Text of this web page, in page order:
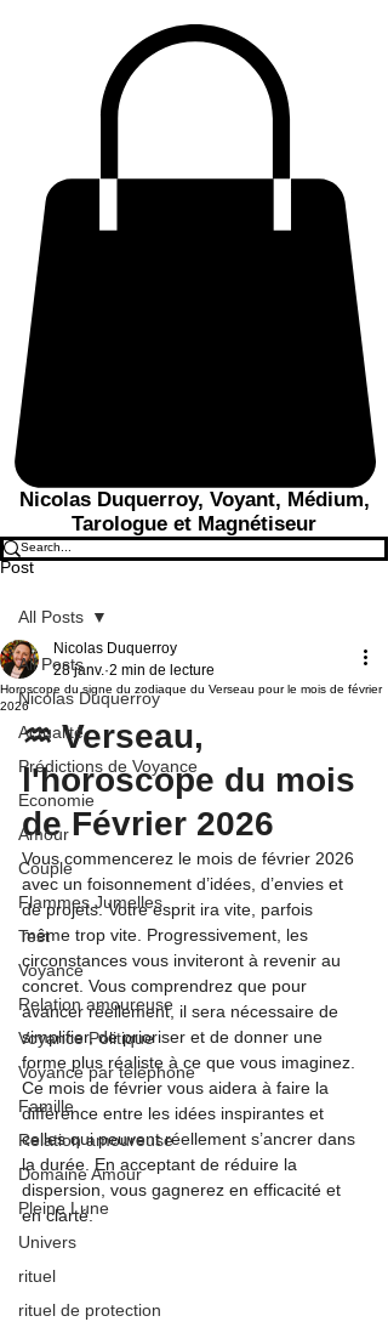
Nicolas Duquerroy, Voyant, Médium,
Tarologue et Magnétiseur
Post
All Posts
Nicolas Duquerroy
Actualité
Prédictions de Voyance
Economie
Amour
Couple
Flammes Jumelles
Test
Voyance
Relation amoureuse
Voyance Politique
Voyance par téléphone
Famille
Relation amoureuse
Domaine Amour
Pleine Lune
Univers
rituel
rituel de protection
All Posts
Horoscope du signe du zodiaque du Verseau pour le mois de février
2026
Nicolas Duquerroy
28 janv. 2 min de lecture
♒ Verseau,
l'horoscope du mois
de Février 2026
Vous commencerez le mois de février 2026
avec un foisonnement d’idées, d’envies et
de projets. Votre esprit ira vite, parfois
même trop vite. Progressivement, les
circonstances vous inviteront à revenir au
concret. Vous comprendrez que pour
avancer réellement, il sera nécessaire de
simplifier, de prioriser et de donner une
forme plus réaliste à ce que vous imaginez.
Ce mois de février vous aidera à faire la
différence entre les idées inspirantes et
celles qui peuvent réellement s’ancrer dans
la durée. En acceptant de réduire la
dispersion, vous gagnerez en efficacité et
en clarté.